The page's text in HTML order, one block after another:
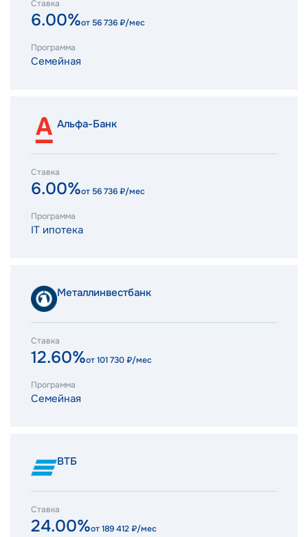
Ставка
6.00%от 56 736₽/мес
Программа
Семейная
Альфа-Банк
Ставка
6.00%от 56 736₽/мес
Программа
IT ипотека
Металлинвестбанк
Ставка
12.60%от101 730₽/мес
Программа
Семейная
ВТБ
Ставка
24.00%от189 412₽/мес